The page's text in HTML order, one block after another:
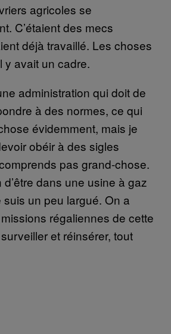
agricoles se
C’étaient des mecs
déjà travaillé. Les choses
y avait un cadre.
administration qui doit de
à des normes, ce qui
évidemment, mais je
obéir à des sigles
pas grand-chose.
d’être dans une usine à gaz
un peu largué. On a
régaliennes de cette
et réinsérer, tout